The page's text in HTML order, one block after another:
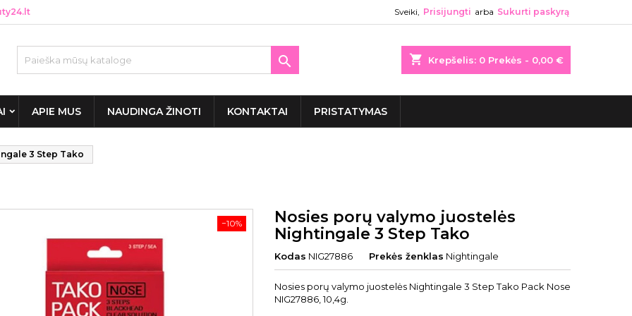
Sveiki, Prisijungti arba Sukurti paskyrą
shopping_cart Krepšelis: 0 Prekės - 0,00 €

APIE MUS NAUDINGA ŽINOTI KONTAKTAI PRISTATYMAS
3 Step Tako
−10%
Nosies porų valymo juostelės
Nightingale 3 Step Tako
Kodas NIG27886 Prekės ženklas Nightingale
Nosies porų valymo juostelės Nightingale 3 Step Tako Pack Nose
NIG27886, 10,4g.